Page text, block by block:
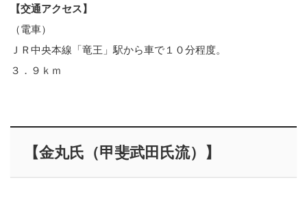
【交通アクセス】
（電車）
ＪＲ中央本線「竜王」駅から車で１０分程度。
３．９ｋｍ
【金丸氏（甲斐武田氏流）】